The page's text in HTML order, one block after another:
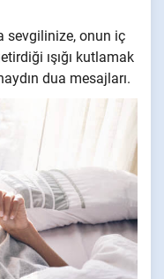
sevgilinize, onun iç
ışığı kutlamak
dua mesajları.